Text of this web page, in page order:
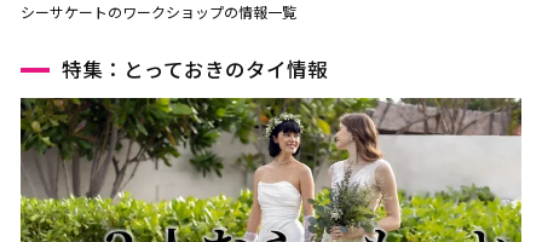
シーサケートのワークショップの情報一覧
特集：とっておきのタイ情報